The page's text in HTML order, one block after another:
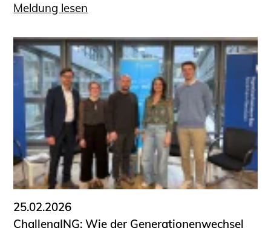
Meldung lesen
25.02.2026
ChallengING: Wie der Generationenwechsel